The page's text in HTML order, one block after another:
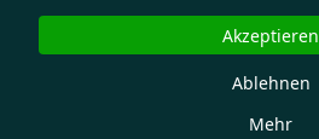
Mehr
Ablehnen
Akzeptieren